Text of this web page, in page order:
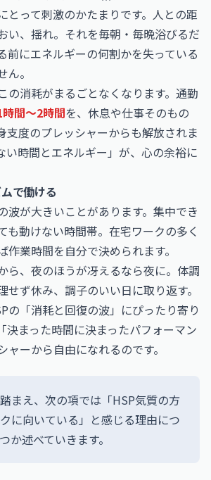
とって刺激のかたまりです。人との距
い、揺れ。それを毎朝・毎晩浴びるだ
前にエネルギーの何割かを失っている
。
の消耗がまるごとなくなります。通勤
時間〜2時間を、休息や仕事そのもの
支度のプレッシャーからも解放されま
い時間とエネルギー」が、心の余裕に
で働ける
波が大きいことがあります。集中でき
も動けない時間帯。在宅ワークの多く
作業時間を自分で決められます。
ら、夜のほうが冴えるなら夜に。体調
せず休み、調子のいい日に取り返す。
の「消耗と回復の波」にぴったり寄り
決まった時間に決まったパフォーマン
ャーから自由になれるのです。
まえ、次の項では「HSP気質の方
に向いている」と感じる理由につ
か述べていきます。